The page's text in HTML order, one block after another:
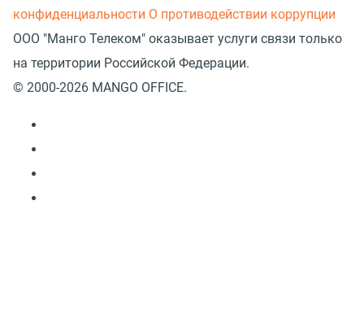
конфиденциальности О противодействии коррупции
ООО "Манго Телеком" оказывает услуги связи только
на территории Российской Федерации.
© 2000-2026 MANGO OFFICE.